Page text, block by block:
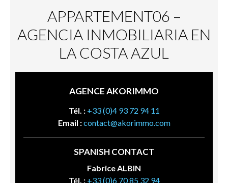
APPARTEMENT06 –
AGENCIA INMOBILIARIA EN
LA COSTA AZUL
AGENCE AKORIMMO
Tél. : +33 (0)4 93 72 94 11
Email :contact@akorimmo.com
SPANISH CONTACT
Fabrice ALBIN
Tél. : +33 (0)6 70 85 32 94